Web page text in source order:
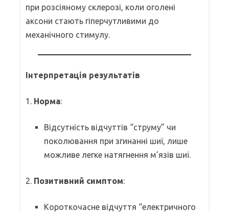
при розсіяному склерозі, коли оголені
аксони стають гіперчутливими до
механічного стимулу.
Інтерпретація результатів
1. Норма:
Відсутність відчуттів “струму” чи
поколювання при згинанні шиї, лише
можливе легке натягнення м’язів шиї.
2. Позитивний симптом:
Короткочасне відчуття “електричного